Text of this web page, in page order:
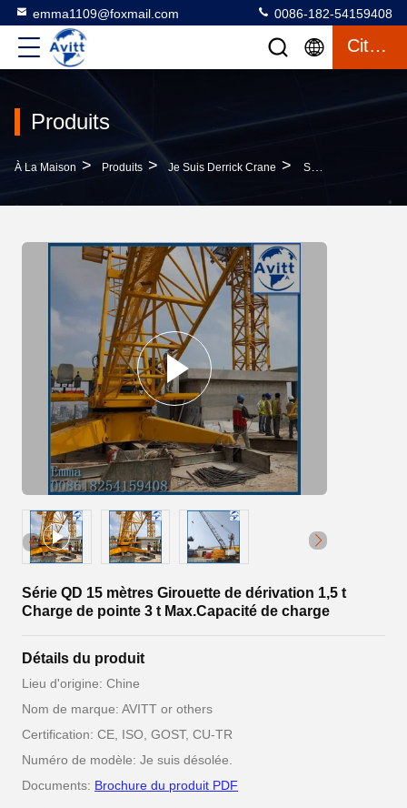
emma1109@foxmail.com 0086-182-54159408
Citation
Produits
À La Maison > Produits > Je Suis Derrick Crane > Série QD 15 Mètres Girouette De Dérivation 1,5 T Charge De Pointe 3 T Max.Capacité De Charge
Série QD 15 mètres Girouette de dérivation 1,5 t
Charge de pointe 3 t Max.Capacité de charge
Détails du produit
Lieu d'origine: Chine
Nom de marque: AVITT or others
Certification: CE, ISO, GOST, CU-TR
Numéro de modèle: Je suis désolée.
Documents: Brochure du produit PDF